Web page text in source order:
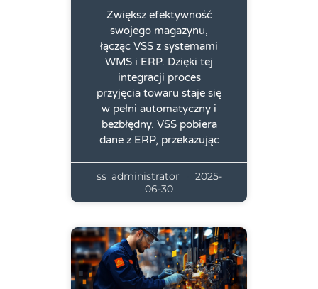
Zwiększ efektywność
swojego magazynu,
łącząc VSS z systemami
WMS i ERP. Dzięki tej
integracji proces
przyjęcia towaru staje się
w pełni automatyczny i
bezbłędny. VSS pobiera
dane z ERP, przekazując
ss_administrator
2025-
06-30